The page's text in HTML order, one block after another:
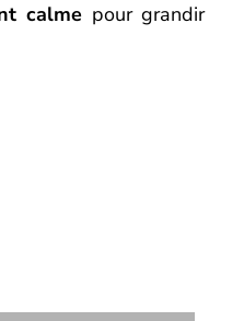
calmepour grandir